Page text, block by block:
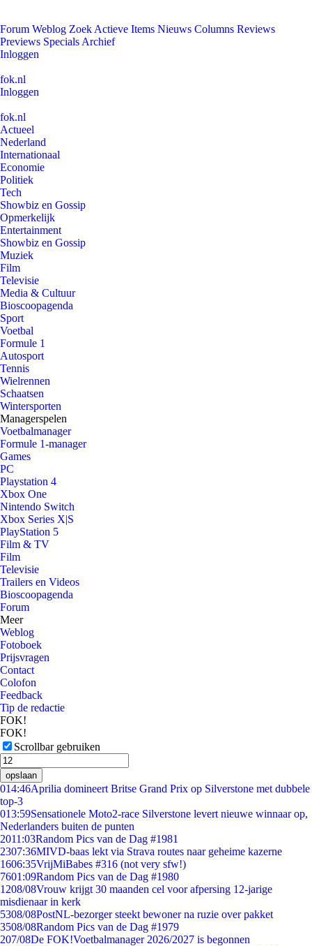
Forum Weblog Zoek Actieve Items Nieuws Columns Reviews
Previews Specials Archief
Inloggen
fok.nl
Inloggen
fok.nl
Actueel
Nederland
Internationaal
Economie
Politiek
Tech
Showbiz en Gossip
Opmerkelijk
Entertainment
Showbiz en Gossip
Muziek
Film
Televisie
Media & Cultuur
Bioscoopagenda
Sport
Voetbal
Formule 1
Autosport
Tennis
Wielrennen
Schaatsen
Wintersporten
Managerspelen
Voetbalmanager
Formule 1-manager
Games
PC
Playstation 4
Xbox One
Nintendo Switch
Xbox Series X|S
PlayStation 5
Film & TV
Film
Televisie
Trailers en Videos
Bioscoopagenda
Forum
Meer
Weblog
Fotoboek
Prijsvragen
Contact
Colofon
Feedback
Tip de redactie
FOK!
FOK!
Scrollbar gebruiken
opslaan
014:46Aprilia domineert Britse Grand Prix op Silverstone met dubbele
top-3
013:59Sensationele Moto2-race Silverstone levert nieuwe winnaar op,
Nederlanders buiten de punten
2011:03Random Pics van de Dag #1981
2307:36MIVD-baas lekt via Strava routes naar geheime kazerne
1606:35VrijMiBabes #316 (not very sfw!)
7601:09Random Pics van de Dag #1980
1208/08Vrouw krijgt 30 maanden cel voor afpersing 12-jarige
misdienaar in kerk
5308/08PostNL-bezorger steekt bewoner na ruzie over pakket
3508/08Random Pics van de Dag #1979
207/08De FOK!Voetbalmanager 2026/2027 is begonnen